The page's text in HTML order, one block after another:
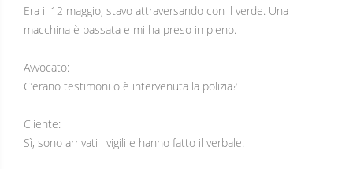
Era il 12 maggio, stavo attraversando con il verde. Una
macchina è passata e mi ha preso in pieno.
Avvocato:
C’erano testimoni o è intervenuta la polizia?
Cliente:
Sì, sono arrivati i vigili e hanno fatto il verbale.